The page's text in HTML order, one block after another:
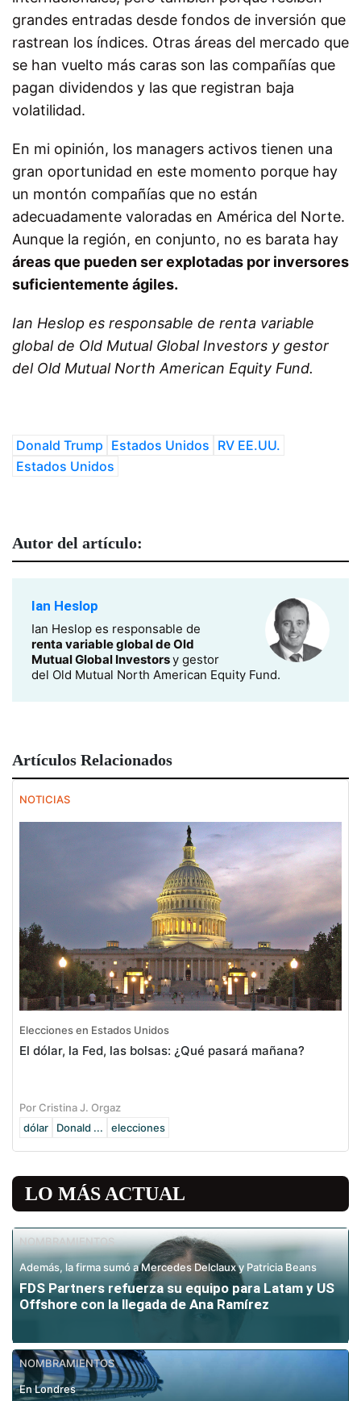
grandes entradas desde fondos de inversión que
rastrean los índices. Otras áreas del mercado que
se han vuelto más caras son las compañías que
pagan dividendos y las que registran baja
volatilidad.
En mi opinión, los managers activos tienen una
gran oportunidad en este momento porque hay
un montón compañías que no están
adecuadamente valoradas en América del Norte.
Aunque la región, en conjunto, no es barata hay
áreas que pueden ser explotadas por inversores
suficientemente ágiles.
Ian Heslop es responsable de renta variable
global de Old Mutual Global Investors y gestor
del Old Mutual North American Equity Fund.
Donald Trump Estados Unidos RV EE.UU.
Estados Unidos
Autor del artículo:
Ian Heslop
Ian Heslop es responsable de
renta variable global de Old
Mutual Global Investorsy gestor
del Old Mutual North American Equity Fund.
Artículos Relacionados
NOTICIAS
Elecciones en Estados Unidos
El dólar, la Fed, las bolsas: ¿Qué pasará mañana?
Por Cristina J. Orgaz
dólar
Donald ... elecciones
LO MÁS ACTUAL
NOMBRAMIENTOS
Además, la firma sumó a Mercedes Delclaux y Patricia Beans
FDS Partners refuerza su equipo para Latam y US
Offshore con la llegada de Ana Ramírez
NOMBRAMIENTOS
En Londres